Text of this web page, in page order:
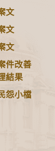
文
文
文
件改善
結果
怨小檔